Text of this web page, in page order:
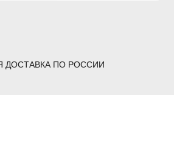
ДОСТАВКА ПО РОССИИ